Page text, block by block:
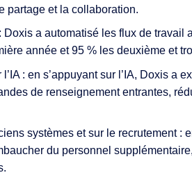
partage et la collaboration.
Doxis a automatisé les flux de travail
année et 95 % les deuxième et
: en s’appuyant sur l’IA, Doxis a
de renseignement entrantes,
systèmes et sur le recrutement :
du personnel